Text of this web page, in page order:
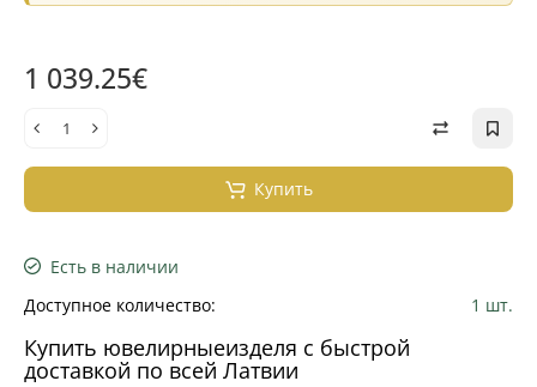
1 039.25€
Купить
Есть в наличии
Доступное количество:
1 шт.
Купить ювелирныеизделя с быстрой
доставкой по всей Латвии